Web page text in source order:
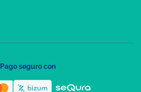
Pago seguro con